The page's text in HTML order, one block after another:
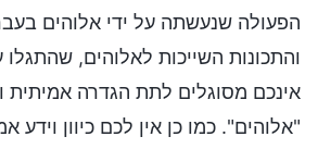
הפעולה שנעשתה על ידי אלוהים
והתכונות השייכות לאלוהים, שהתגלו
אינכם מסוגלים לתת הגדרה אמיתית
"אלוהים". כמו כן אין לכם כיוון וידע